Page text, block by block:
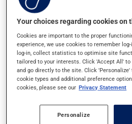
il peut donner des problèmes
il peut causer des nausées ou,
vomissements;
il peut causer des brûlures
Chaque personne peut réagir
traitement. Si vous croyez que
d'un problème qui vous
professionnel(le) de la santé. Il
à déterminer si votre traitement
Your choices regarding cookies on
Cookies are important to the proper
experience, we use cookies to remember
log-in, collect statistics to optimise site
tailored to your interests. Click 'Accept All'
and go directly to the site. Click
cookie types and additional preference
cookies, please see our Privacy Statement
Personalize